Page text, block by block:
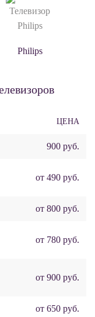
Philips
ЦЕНА
900 руб.
от 490 руб.
от 800 руб.
от 780 руб.
от 900 руб.
от 650 руб.